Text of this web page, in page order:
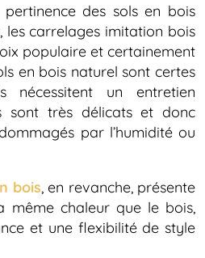
des sols en bois
les carrelages imitation bois
populaire et certainement
en bois naturel sont certes
nécessitent un entretien
sont très délicats et donc
par l’humidité ou
bois , en revanche, présente
chaleur que le bois,
et une flexibilité de style